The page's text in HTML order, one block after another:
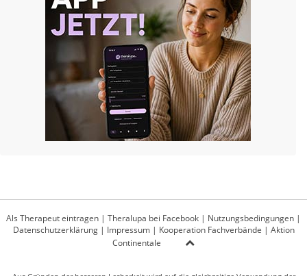
Als Therapeut eintragen | Theralupa bei Facebook | Nutzungsbedingungen |
Datenschutzerklärung| Impressum| Kooperation Fachverbände | Aktion
Continentale